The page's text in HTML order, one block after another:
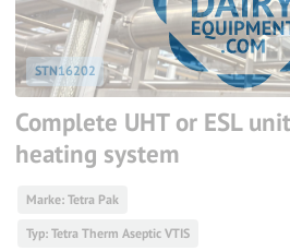
STN16202
Complete UHT or ESL
heating system
Marke: Tetra Pak
Typ: Tetra Therm Aseptic VTIS